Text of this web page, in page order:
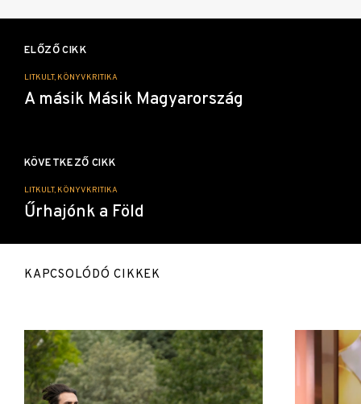
navigáció
ELŐZŐ CIKK
LITKULT, KÖNYVKRITIKA
A másik Másik Magyarország
KÖVETKEZŐ CIKK
LITKULT, KÖNYVKRITIKA
Űrhajónk a Föld
KAPCSOLÓDÓ CIKKEK